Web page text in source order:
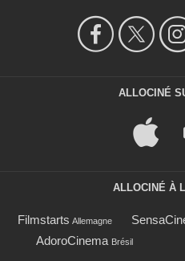
ALLOCINÉ
ALLOCINÉ À
Filmstarts Allemagne
AdoroCinema Brésil